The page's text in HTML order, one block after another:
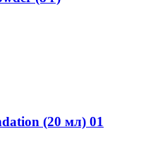
(20 мл) 01